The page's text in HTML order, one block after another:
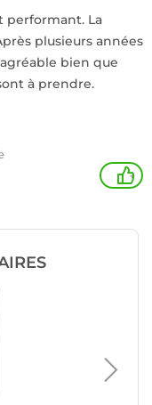
performant. La
plusieurs années
bien que
à prendre.
+